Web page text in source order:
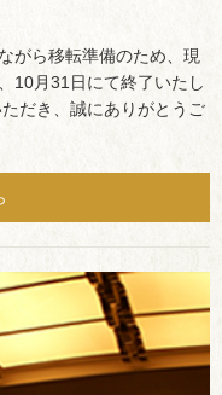
がら移転準備のため、現
10月31日にて終了いたし
だき、誠にありがとうご